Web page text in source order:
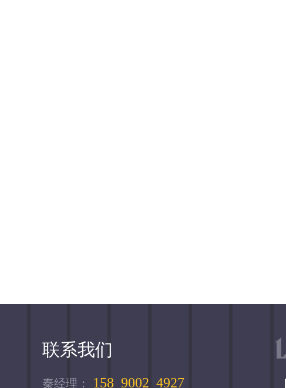
联系我们
秦经理： 158 9002 4927